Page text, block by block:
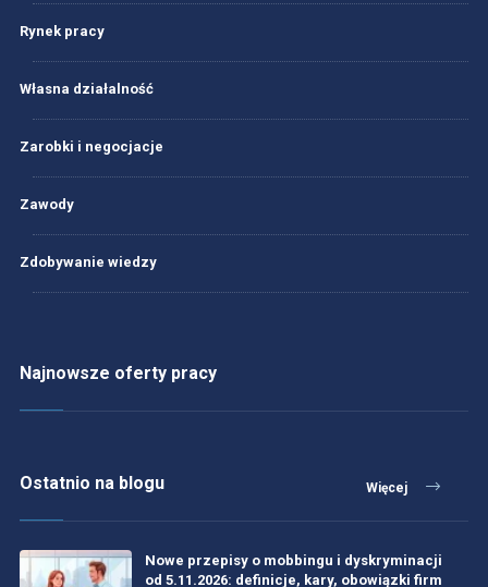
Rynek pracy
Własna działalność
Zarobki i negocjacje
Zawody
Zdobywanie wiedzy
Najnowsze oferty pracy
Ostatnio na blogu Więcej
Nowe przepisy o mobbingu i dyskryminacji
od 5.11.2026: definicje, kary, obowiązki firm